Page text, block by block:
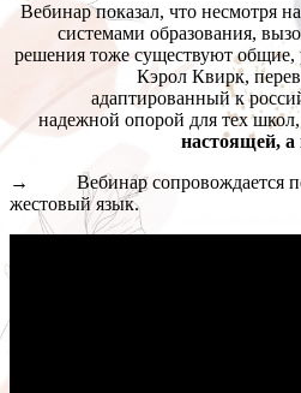
Вебинар показал, что несмотря
системами образования,
решения тоже существуют
Кэрол Квирк,
адаптированный к
надежной опорой для тех
настоящей,
→ Вебинар сопровождается
жестовый язык.